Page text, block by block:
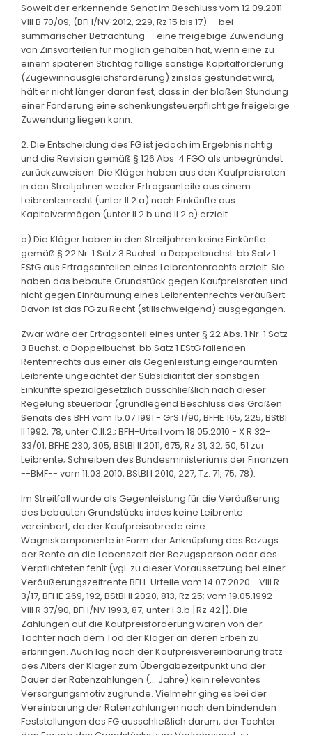
Soweit der erkennende Senat im Beschluss vom 12.09.2011 -
VIII B 70/09, (BFH/NV 2012, 229, Rz 15 bis 17) --bei
summarischer Betrachtung-- eine freigebige Zuwendung
von Zinsvorteilen für möglich gehalten hat, wenn eine zu
einem späteren Stichtag fällige sonstige Kapitalforderung
(Zugewinnausgleichsforderung) zinslos gestundet wird,
hält er nicht länger daran fest, dass in der bloßen Stundung
einer Forderung eine schenkungsteuerpflichtige freigebige
Zuwendung liegen kann.
2. Die Entscheidung des FG ist jedoch im Ergebnis richtig
und die Revision gemäß § 126 Abs. 4 FGO als unbegründet
zurückzuweisen. Die Kläger haben aus den Kaufpreisraten
in den Streitjahren weder Ertragsanteile aus einem
Leibrentenrecht (unter II.2.a) noch Einkünfte aus
Kapitalvermögen (unter II.2.b und II.2.c) erzielt.
a) Die Kläger haben in den Streitjahren keine Einkünfte
gemäß § 22 Nr. 1 Satz 3 Buchst. a Doppelbuchst. bb Satz 1
EStG aus Ertragsanteilen eines Leibrentenrechts erzielt. Sie
haben das bebaute Grundstück gegen Kaufpreisraten und
nicht gegen Einräumung eines Leibrentenrechts veräußert.
Davon ist das FG zu Recht (stillschweigend) ausgegangen.
Zwar wäre der Ertragsanteil eines unter § 22 Abs. 1 Nr. 1 Satz
3 Buchst. a Doppelbuchst. bb Satz 1 EStG fallenden
Rentenrechts aus einer als Gegenleistung eingeräumten
Leibrente ungeachtet der Subsidiarität der sonstigen
Einkünfte spezialgesetzlich ausschließlich nach dieser
Regelung steuerbar (grundlegend Beschluss des Großen
Senats des BFH vom 15.07.1991 - GrS 1/90, BFHE 165, 225, BStBl
II 1992, 78, unter C.II.2.; BFH-Urteil vom 18.05.2010 - X R 32-
33/01, BFHE 230, 305, BStBl II 2011, 675, Rz 31, 32, 50, 51 zur
Leibrente; Schreiben des Bundesministeriums der Finanzen
--BMF-- vom 11.03.2010, BStBl I 2010, 227, Tz. 71, 75, 78).
Im Streitfall wurde als Gegenleistung für die Veräußerung
des bebauten Grundstücks indes keine Leibrente
vereinbart, da der Kaufpreisabrede eine
Wagniskomponente in Form der Anknüpfung des Bezugs
der Rente an die Lebenszeit der Bezugsperson oder des
Verpflichteten fehlt (vgl. zu dieser Voraussetzung bei einer
Veräußerungszeitrente BFH-Urteile vom 14.07.2020 - VIII R
3/17, BFHE 269, 192, BStBl II 2020, 813, Rz 25; vom 19.05.1992 -
VIII R 37/90, BFH/NV 1993, 87, unter I.3.b [Rz 42]). Die
Zahlungen auf die Kaufpreisforderung waren von der
Tochter nach dem Tod der Kläger an deren Erben zu
erbringen. Auch lag nach der Kaufpreisvereinbarung trotz
des Alters der Kläger zum Übergabezeitpunkt und der
Dauer der Ratenzahlungen (... Jahre) kein relevantes
Versorgungsmotiv zugrunde. Vielmehr ging es bei der
Vereinbarung der Ratenzahlungen nach den bindenden
Feststellungen des FG ausschließlich darum, der Tochter